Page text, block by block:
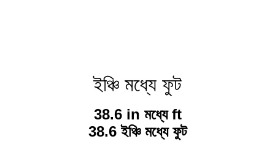
ইঞ্চি মধ্যে ফুট
38.6 in মধ্যে ft
38.6 ইঞ্চি মধ্যে ফুট